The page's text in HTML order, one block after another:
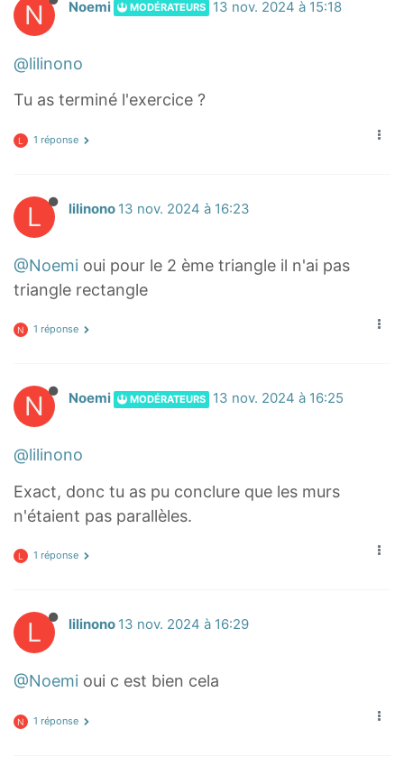
,
^
2
4
2
5
4
2
,
2
5
S
2
+
U
S
^
=
2
^
2
3
,
9
^
=
4
,
2
5
N Noemi MODÉRATEURS 13 nov. 2024 à 15:18
@lilinono
Tu as terminé l'exercice ?
L 1 réponse
L lilinono 13 nov. 2024 à 16:23
@Noemi oui pour le 2 ème triangle il n'ai pas
triangle rectangle
N 1 réponse
N Noemi MODÉRATEURS 13 nov. 2024 à 16:25
@lilinono
Exact, donc tu as pu conclure que les murs
n'étaient pas parallèles.
L 1 réponse
L lilinono 13 nov. 2024 à 16:29
@Noemi oui c est bien cela
N 1 réponse